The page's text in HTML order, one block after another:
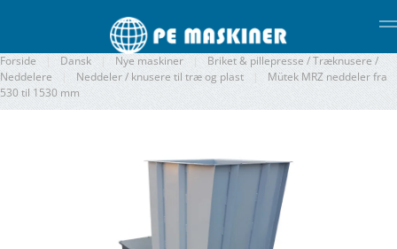
Gå til hovedindhold
Forside Dansk Nye maskiner
Briket & pillepresse / Træknusere /
Neddelere
Neddeler / knusere til træ og plast
Mütek MRZ neddeler fra
530 til 1530 mm